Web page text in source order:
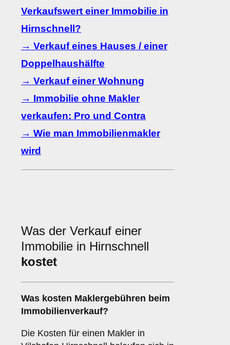
Verkaufswert einer Immobilie in
Hirnschnell?
→ Verkauf eines Hauses / einer
Doppelhaushälfte
→ Verkauf einer Wohnung
→ Immobilie ohne Makler
verkaufen: Pro und Contra
→ Wie man Immobilienmakler
wird
Was der Verkauf einer
Immobilie in Hirnschnell
kostet
Was kosten Maklergebühren beim
Immobilienverkauf?
Die Kosten für einen Makler in